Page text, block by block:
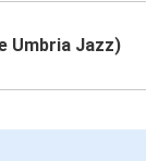
Umbria Jazz)